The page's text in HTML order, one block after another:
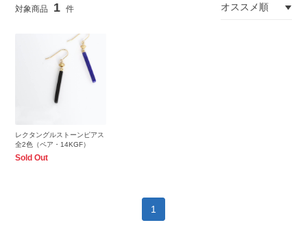
1
レクタングルストーンピアス
全2色（ペア・14KGF）
Sold Out
1